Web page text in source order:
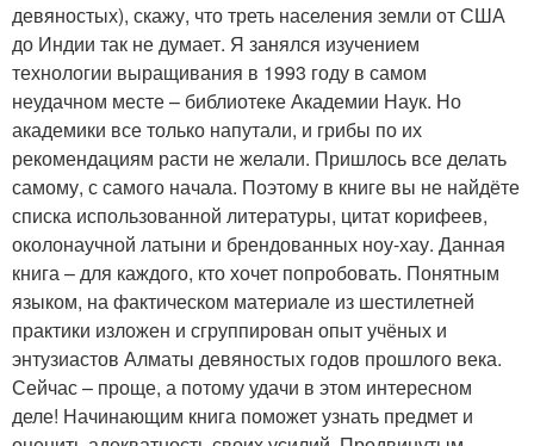
девяностых), скажу, что треть населения земли от США
до Индии так не думает. Я занялся изучением
технологии выращивания в 1993 году в самом
неудачном месте – библиотеке Академии Наук. Но
академики все только напутали, и грибы по их
рекомендациям расти не желали. Пришлось все делать
самому, с самого начала. Поэтому в книге вы не найдёте
списка использованной литературы, цитат корифеев,
околонаучной латыни и брендованных ноу-хау. Данная
книга – для каждого, кто хочет попробовать. Понятным
языком, на фактическом материале из шестилетней
практики изложен и сгруппирован опыт учёных и
энтузиастов Алматы девяностых годов прошлого века.
Сейчас – проще, а потому удачи в этом интересном
деле! Начинающим книга поможет узнать предмет и